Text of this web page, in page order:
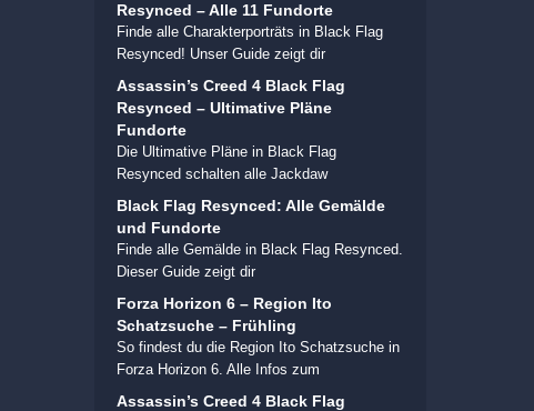
Resynced – Alle 11 Fundorte
Finde alle Charakterporträts in Black Flag
Resynced! Unser Guide zeigt dir
Assassin’s Creed 4 Black Flag
Resynced – Ultimative Pläne
Fundorte
Die Ultimative Pläne in Black Flag
Resynced schalten alle Jackdaw
Black Flag Resynced: Alle Gemälde
und Fundorte
Finde alle Gemälde in Black Flag Resynced.
Dieser Guide zeigt dir
Forza Horizon 6 – Region Ito
Schatzsuche – Frühling
So findest du die Region Ito Schatzsuche in
Forza Horizon 6. Alle Infos zum
Assassin’s Creed 4 Black Flag